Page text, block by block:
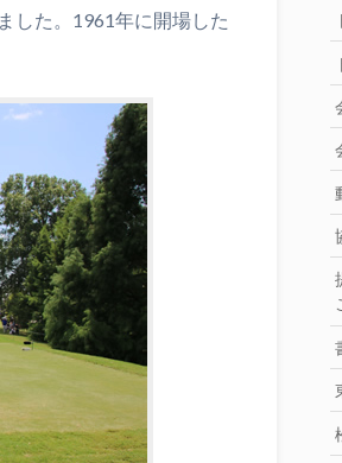
した。1961年に開場した